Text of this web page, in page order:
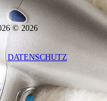
© 2026
DATENSCHUTZ